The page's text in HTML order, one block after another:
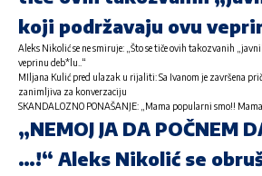
koji podržavaju ovu
Aleks Nikolić se ne smiruje: „Što se tiče ovih takozvanih
veprinu deb*lu..“
MIljana Kulić pred ulazak u rijaliti: Sa Ivanom je završena
zanimljiva za konverzaciju
SKANDALOZNO PONAŠANJE: „Mama popularni smo!!
„NEMOJ JA DA POČNEM
…!“ Aleks Nikolić se